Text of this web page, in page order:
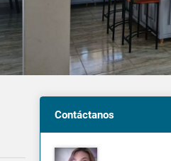
Contáctanos